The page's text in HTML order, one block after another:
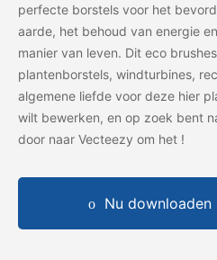
perfecte borstels voor het
aarde, het behoud van energie
manier van leven. Dit eco
plantenborstels, windturbines,
algemene liefde voor deze hier
wilt bewerken, en op zoek bent
door naar Vecteezy om het !
Nu